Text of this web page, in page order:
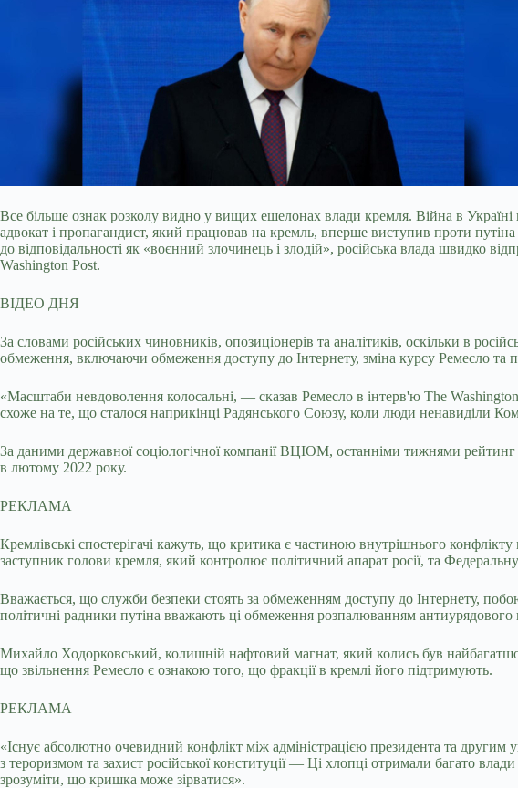
Все більше ознак розколу видно у вищих ешелонах влади кремля. Війна в
адвокат і пропагандист, який працював на кремль, вперше виступив проти
до відповідальності як «воєнний злочинець і злодій», російська влада швидко
Washington Post.
ВІДЕО ДНЯ
За словами російських чиновників, опозиціонерів та аналітиків, оскільки в
обмеження, включаючи обмеження доступу до Інтернету, зміна курсу Ремесло
«Масштаби невдоволення колосальні, — сказав Ремесло в інтерв'ю The
схоже на те, що сталося наприкінці Радянського Союзу, коли люди ненавиділи
За даними державної соціологічної компанії ВЦІОМ, останніми тижнями
в лютому 2022 року.
РЕКЛАМА
Кремлівські спостерігачі кажуть, що критика є частиною внутрішнього
заступник голови кремля, який контролює політичний апарат росії, та
Вважається, що служби безпеки стоять за обмеженням доступу до Інтернету,
політичні радники путіна вважають ці обмеження розпалюванням антиурядового
Михайло Ходорковський, колишній нафтовий магнат, який колись був
що звільнення Ремесло є ознакою того, що фракції в кремлі його підтримують.
РЕКЛАМА
«Існує абсолютно очевидний конфлікт між адміністрацією президента та
з тероризмом та захист російської конституції — Ці хлопці отримали багато
зрозуміти, що кришка може зірватися».